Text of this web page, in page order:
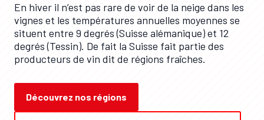
En hiver il n’est pas rare de voir de la neige dans les
vignes et les températures annuelles moyennes se
situent entre 9 degrés (Suisse alémanique) et 12
degrés (Tessin). De fait la Suisse fait partie des
producteurs de vin dit de régions fraîches.
Découvrez nos régions